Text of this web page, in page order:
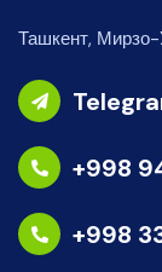
Ташкент, Мирзо-
+998
+998